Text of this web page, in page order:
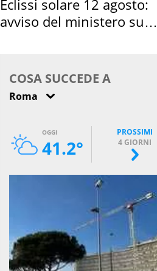
Eclissi solare 12 agosto:
avviso del ministero su